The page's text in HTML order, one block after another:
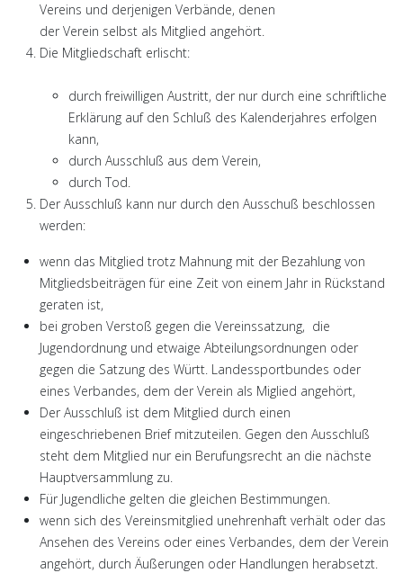
Vereins und derjenigen Verbände, denen
der Verein selbst als Mitglied angehört.
Die Mitgliedschaft erlischt:
durch freiwilligen Austritt, der nur durch eine schriftliche
Erklärung auf den Schluß des Kalenderjahres erfolgen
kann,
durch Ausschluß aus dem Verein,
durch Tod.
Der Ausschluß kann nur durch den Ausschuß beschlossen
werden:
wenn das Mitglied trotz Mahnung mit der Bezahlung von
Mitgliedsbeiträgen für eine Zeit von einem Jahr in Rückstand
geraten ist,
bei groben Verstoß gegen die Vereinssatzung, die
Jugendordnung und etwaige Abteilungsordnungen oder
gegen die Satzung des Württ. Landessportbundes oder
eines Verbandes, dem der Verein als Miglied angehört,
Der Ausschluß ist dem Mitglied durch einen
eingeschriebenen Brief mitzuteilen. Gegen den Ausschluß
steht dem Mitglied nur ein Berufungsrecht an die nächste
Hauptversammlung zu.
Für Jugendliche gelten die gleichen Bestimmungen.
wenn sich des Vereinsmitglied unehrenhaft verhält oder das
Ansehen des Vereins oder eines Verbandes, dem der Verein
angehört, durch Äußerungen oder Handlungen herabsetzt.